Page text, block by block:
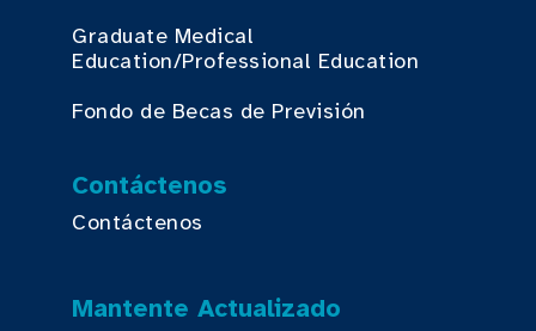
Graduate Medical
Education/Professional Education
Fondo de Becas de Previsión
Contáctenos
Contáctenos
Mantente Actualizado